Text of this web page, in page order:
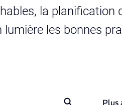
la planification
les bonnes
Plus